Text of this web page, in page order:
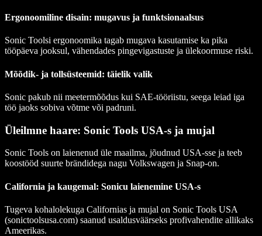
Ergonoomiline disain: mugavus ja funktsionaalsus
Sonic Toolsi ergonoomika tagab mugava kasutamise ka pika
tööpäeva jooksul, vähendades pingevigastuste ja ülekoormuse riski.
Mõõdik- ja tollsüsteemid: täielik valik
Sonic pakub nii meetermõõdus kui SAE-tööriistu, seega leiad iga
töö jaoks sobiva võtme või padruni.
Üleilmne haare: Sonic Tools USA-s ja mujal
Sonic Tools on laienenud üle maailma, jõudnud USA-sse ja teeb
koostööd suurte brändidega nagu Volkswagen ja Snap-on.
California ja kaugemal: Sonicu laienemine USA-s
Tugeva kohalolekuga Californias ja mujal on Sonic Tools USA
(sonictoolsusa.com) saanud usaldusväärseks profivahendite allikaks
Ameerikas.